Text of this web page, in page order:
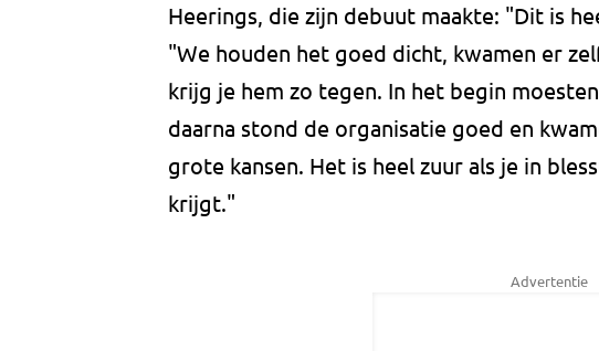
Heerings, die zijn debuut maakte: "Dit is
"We houden het goed dicht, kwamen er
krijg je hem zo tegen. In het begin
daarna stond de organisatie goed en
grote kansen. Het is heel zuur als je in
krijgt."
Advertentie